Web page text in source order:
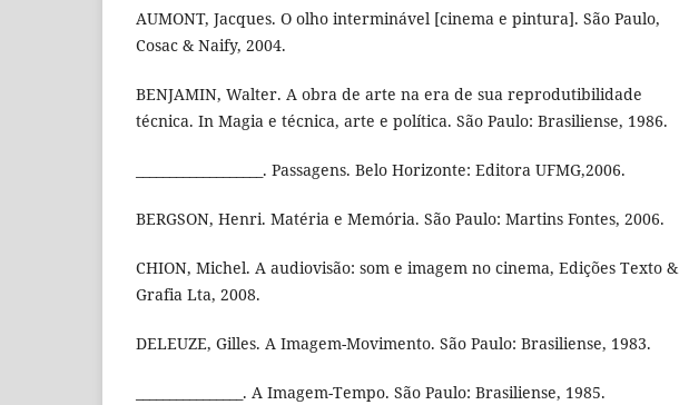
AUMONT, Jacques. O olho interminável [cinema e pintura]. São Paulo,
Cosac & Naify, 2004.
BENJAMIN, Walter. A obra de arte na era de sua reprodutibilidade
técnica. In Magia e técnica, arte e polí­tica. São Paulo: Brasiliense, 1986.
___________________. Passagens. Belo Horizonte: Editora UFMG,2006.
BERGSON, Henri. Matéria e Memória. São Paulo: Martins Fontes, 2006.
CHION, Michel. A audiovisão: som e imagem no cinema, Edições Texto &
Grafia Lta, 2008.
DELEUZE, Gilles. A Imagem-Movimento. São Paulo: Brasiliense, 1983.
________________. A Imagem-Tempo. São Paulo: Brasiliense, 1985.